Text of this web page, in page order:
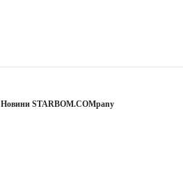
Новини STARBOM.COMpany